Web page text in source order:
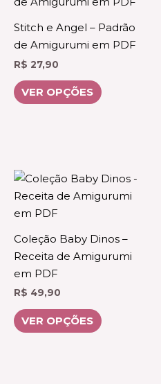
Stitch e Angel – Padrão
de Amigurumi em PDF
R$ 27,90
VER OPÇÕES
várias
variantes.
opções
página
do
Coleção Baby Dinos –
Receita de Amigurumi
em PDF
R$ 49,90
VER OPÇÕES
Este
produto
variantes.
As
ser